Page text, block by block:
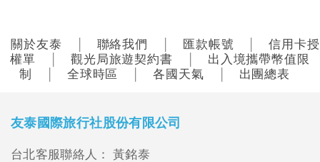
關於友泰 聯絡我們 匯款帳號
信用卡授
權單
觀光局旅遊契約書
出入境攜帶幣值限
制
全球時區 各國天氣 出團總表
友泰國際旅行社股份有限公司
台北客服聯絡人： 黃銘泰